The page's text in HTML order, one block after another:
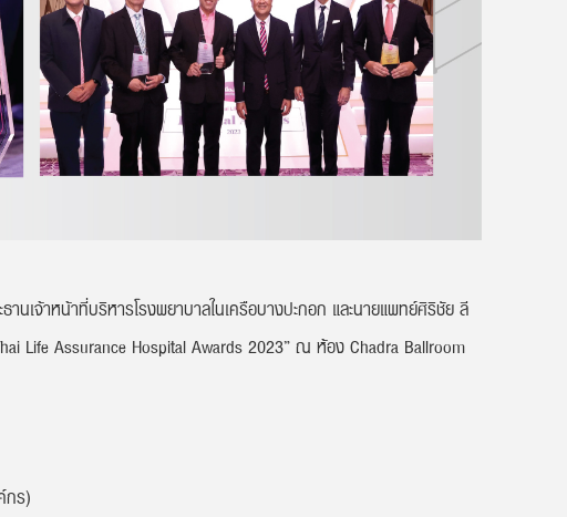
จ้าหน้าที่บริหารโรงพยาบาลในเครือบางปะกอก และนายแพทย์ศิริชัย ลี
Life Assurance Hospital Awards 2023” ณ ห้อง Chadra Ballroom
กร)